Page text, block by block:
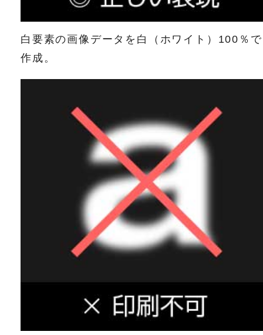
白要素の画像データを白（ホワイト）100％で
作成。